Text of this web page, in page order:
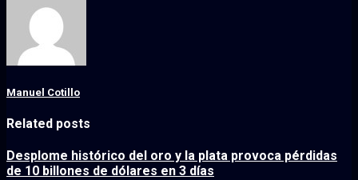
Manuel Cotillo
Related posts
Desplome histórico del oro y la plata provoca pérdidas
de 10 billones de dólares en 3 días